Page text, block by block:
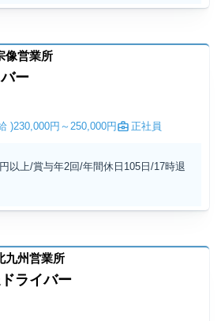
営業所
ー
)230,000円～ 250,000円 正社員
以上/賞与年2回/年間休日105日/17時退
州営業所
ライバー